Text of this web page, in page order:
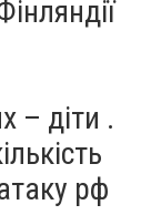
– діти .
рф